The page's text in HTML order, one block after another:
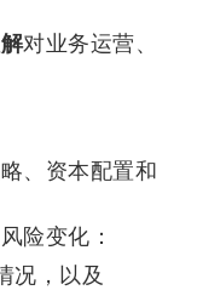
对业务运营、
、资本配置和
险变化：
况，以及